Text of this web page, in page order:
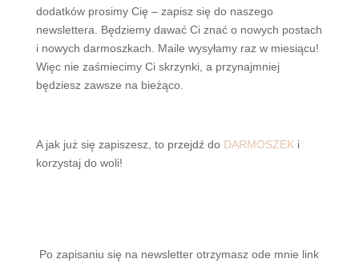
dodatków prosimy Cię – zapisz się do naszego
newslettera. Będziemy dawać Ci znać o nowych postach
i nowych darmoszkach. Maile wysyłamy raz w miesiącu!
Więc nie zaśmiecimy Ci skrzynki, a przynajmniej
będziesz zawsze na bieżąco.
A jak już się zapiszesz, to przejdź do DARMOSZEK i
korzystaj do woli!
Po zapisaniu się na newsletter otrzymasz ode mnie link